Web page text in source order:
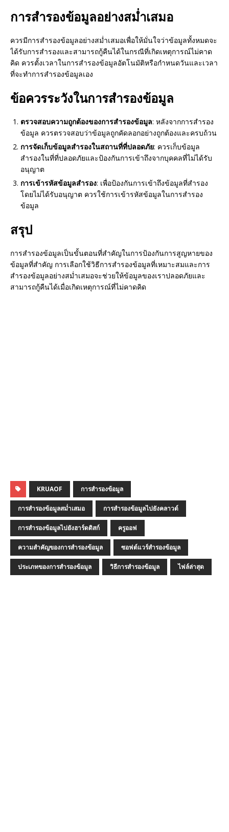
การสำรองข้อมูลอย่างสม่ำเสมอ
ควรมีการสำรองข้อมูลอย่างสม่ำเสมอเพื่อให้มั่นใจว่าข้อมูลทั้งหมดจะ
ได้รับการสำรองและสามารถกู้คืนได้ในกรณีที่เกิดเหตุการณ์ไม่คาด
คิด ควรตั้งเวลาในการสำรองข้อมูลอัตโนมัติหรือกำหนดวันและเวลา
ที่จะทำการสำรองข้อมูลเอง
ข้อควรระวังในการสำรองข้อมูล
ตรวจสอบความถูกต้องของการสำรองข้อมูล: หลังจากการสำรอง
ข้อมูล ควรตรวจสอบว่าข้อมูลถูกคัดลอกอย่างถูกต้องและครบถ้วน
การจัดเก็บข้อมูลสำรองในสถานที่ที่ปลอดภัย: ควรเก็บข้อมูล
สำรองในที่ที่ปลอดภัยและป้องกันการเข้าถึงจากบุคคลที่ไม่ได้รับ
อนุญาต
การเข้ารหัสข้อมูลสำรอง: เพื่อป้องกันการเข้าถึงข้อมูลที่สำรอง
โดยไม่ได้รับอนุญาต ควรใช้การเข้ารหัสข้อมูลในการสำรอง
ข้อมูล
สรุป
การสำรองข้อมูลเป็นขั้นตอนที่สำคัญในการป้องกันการสูญหายของ
ข้อมูลที่สำคัญ การเลือกใช้วิธีการสำรองข้อมูลที่เหมาะสมและการ
สำรองข้อมูลอย่างสม่ำเสมอจะช่วยให้ข้อมูลของเราปลอดภัยและ
สามารถกู้คืนได้เมื่อเกิดเหตุการณ์ที่ไม่คาดคิด
KRUAOF การสำรองข้อมูล
การสำรองข้อมูลสม่ำเสมอ การสำรองข้อมูลไปยังคลาวด์
การสำรองข้อมูลไปยังฮาร์ดดิสก์ ครูออฟ
ความสำคัญของการสำรองข้อมูล ซอฟต์แวร์สำรองข้อมูล
ประเภทของการสำรองข้อมูล วิธีการสำรองข้อมูล ไฟล์ล่าสุด